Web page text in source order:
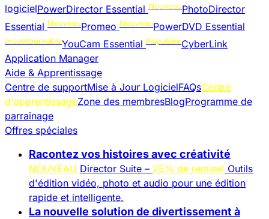
logicielPowerDirector Essential NouveauPhotoDirector
Essential NouveauPromeo NouveauPowerDVD Essential
IncontournableYouCam Essential PopulaireCyberLink
Application Manager
Aide & Apprentissage
Centre de supportMise à Jour LogicielFAQsCentre
d'apprentissageZone des membresBlogProgramme de
parrainage
Offres spéciales
Racontez vos histoires avec créativité
NOUVEAU Director Suite – 25% de remise! Outils
d'édition vidéo, photo et audio pour une édition
rapide et intelligente.
La nouvelle solution de divertissement à